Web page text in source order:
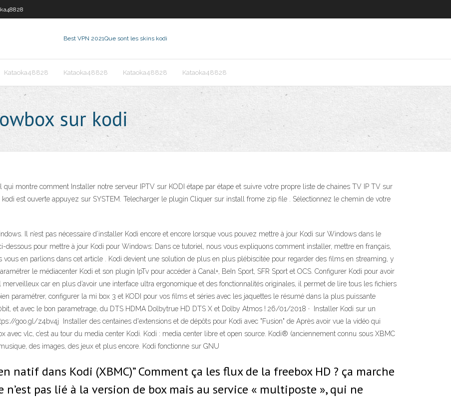
Best VPN 2021Que sont les skins kodi
Kataoka48828 Kataoka48828 Kataoka48828 Kataoka48828
sur kodi
qui montre comment Installer notre serveur IPTV sur KODI étape par étape et suivre votre propre liste de chaines TV IP TV sur
kodi est ouverte appuyez sur SYSTEM. Telecharger le plugin Cliquer sur install frome zip file . Sélectionnez le chemin de votre
Il n’est pas nécessaire d’installer Kodi encore et encore lorsque vous pouvez mettre à jour Kodi sur Windows dans le
pour mettre à jour Kodi pour Windows: Dans ce tutoriel, nous vous expliquons comment installer, mettre en français,
en parlions dans cet article . Kodi devient une solution de plus en plus plébiscitée pour regarder des films en streaming, y
le médiacenter Kodi et son plugin IpTv pour accéder à Canal+, BeIn Sport, SFR Sport et OCS. Configurer Kodi pour avoir
merveilleux car en plus d’avoir une interface ultra ergonomique et des fonctionnalités originales, il permet de lire tous les fichiers
paramétrer, configurer la mi box 3 et KODI pour vos films et séries avec les jaquettes le résumé dans la plus puissante
et avec le bon parametrage, du DTS HDMA Dolbytrue HD DTS X et Dolby Atmos ! 26/01/2018 · ️ Installer Kodi sur un
goo.gl/z4bv4j ️ Installer des centaines d'extensions et de dépôts pour Kodi avec "Fusion" de Après avoir vue la vidéo qui
avec vlc, c’est au tour du media center Kodi. Kodi : media center libre et open source. Kodi® (anciennement connu sous XBMC
des images, des jeux et plus encore. Kodi fonctionne sur GNU
natif dans Kodi (XBMC)” Comment ça les flux de la freebox HD ? ça marche
n’est pas lié à la version de box mais au service « multiposte », qui ne